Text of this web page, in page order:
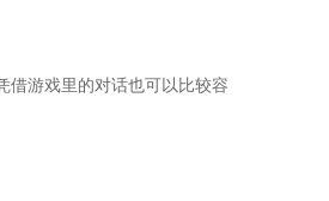
借游戏里的对话也可以比较容